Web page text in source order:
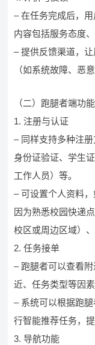
– 在任务完成后，
内容包括服务态度
– 提供反馈渠道，
（如系统故障、恶
（二）跑腿者端功能
1. 注册与认证
– 同样支持多种注
身份证验证、学生
工作人员）等。
– 可设置个人资料
因为熟悉校园快递
校区或周边区域）
2. 任务接单
– 跑腿者可以查看
近、任务类型等因素
– 系统可以根据跑
行智能推荐任务，
3. 导航功能